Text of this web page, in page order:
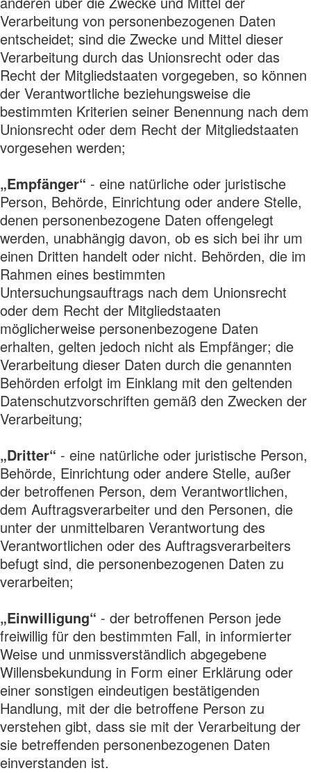
Verarbeitung von personenbezogenen Daten
entscheidet; sind die Zwecke und Mittel dieser
Verarbeitung durch das Unionsrecht oder das
Recht der Mitgliedstaaten vorgegeben, so können
der Verantwortliche beziehungsweise die
bestimmten Kriterien seiner Benennung nach dem
Unionsrecht oder dem Recht der Mitgliedstaaten
vorgesehen werden;
„Empfänger“ - eine natürliche oder juristische
Person, Behörde, Einrichtung oder andere Stelle,
denen personenbezogene Daten offengelegt
werden, unabhängig davon, ob es sich bei ihr um
einen Dritten handelt oder nicht. Behörden, die im
Rahmen eines bestimmten
Untersuchungsauftrags nach dem Unionsrecht
oder dem Recht der Mitgliedstaaten
möglicherweise personenbezogene Daten
erhalten, gelten jedoch nicht als Empfänger; die
Verarbeitung dieser Daten durch die genannten
Behörden erfolgt im Einklang mit den geltenden
Datenschutzvorschriften gemäß den Zwecken der
Verarbeitung;
„Dritter“ - eine natürliche oder juristische Person,
Behörde, Einrichtung oder andere Stelle, außer
der betroffenen Person, dem Verantwortlichen,
dem Auftragsverarbeiter und den Personen, die
unter der unmittelbaren Verantwortung des
Verantwortlichen oder des Auftragsverarbeiters
befugt sind, die personenbezogenen Daten zu
verarbeiten;
„Einwilligung“ - der betroffenen Person jede
freiwillig für den bestimmten Fall, in informierter
Weise und unmissverständlich abgegebene
Willensbekundung in Form einer Erklärung oder
einer sonstigen eindeutigen bestätigenden
Handlung, mit der die betroffene Person zu
verstehen gibt, dass sie mit der Verarbeitung der
sie betreffenden personenbezogenen Daten
einverstanden ist.